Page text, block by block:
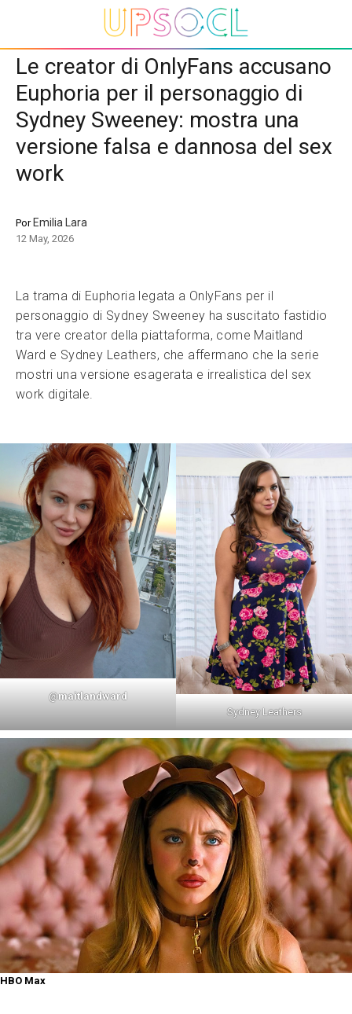
Le creator di OnlyFans accusano
Euphoria per il personaggio di
Sydney Sweeney: mostra una
versione falsa e dannosa del sex
work
Por Emilia Lara
12 May, 2026
La trama di Euphoria legata a OnlyFans per il
personaggio di Sydney Sweeney ha suscitato fastidio
tra vere creator della piattaforma, come Maitland
Ward e Sydney Leathers, che affermano che la serie
mostri una versione esagerata e irrealistica del sex
work digitale.
@maitlandward
Sydney Leathers
HBO Max